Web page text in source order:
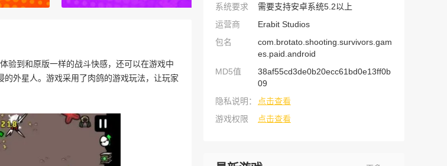
验到和原版一样的战斗快感，还可以在游戏中
外星人。游戏采用了肉鸽的游戏玩法，让玩家
系统要求
需要支持安卓系统5.2以上
运营商
Erabit Studios
包名
com.brotato.shooting.survivors.gam
es.paid.android
MD5值
38af55cd3de0b20ecc61bd0e13ff0b
09
隐私说明：
点击查看
游戏权限
点击查看